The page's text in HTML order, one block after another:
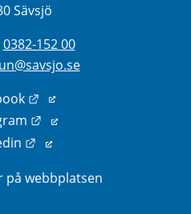
Sävsjö
0382-152 00
Länk till annan
Länk till annan
Länk till annan webbplats.
på webbplatsen